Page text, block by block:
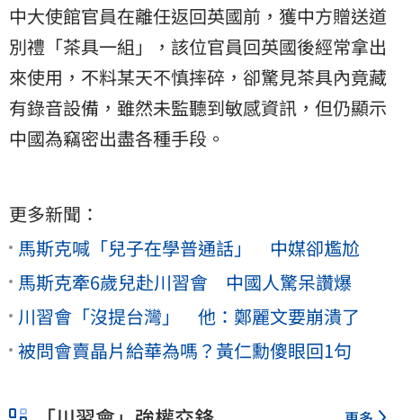
中大使館官員在離任返回英國前，獲中方贈送道
別禮「茶具一組」，該位官員回英國後經常拿出
來使用，不料某天不慎摔碎，卻驚見茶具內竟藏
有錄音設備，雖然未監聽到敏感資訊，但仍顯示
中國為竊密出盡各種手段。
更多新聞：
馬斯克喊「兒子在學普通話」 中媒卻尷尬
馬斯克牽6歲兒赴川習會 中國人驚呆讚爆
川習會「沒提台灣」 他：鄭麗文要崩潰了
被問會賣晶片給華為嗎？黃仁勳傻眼回1句